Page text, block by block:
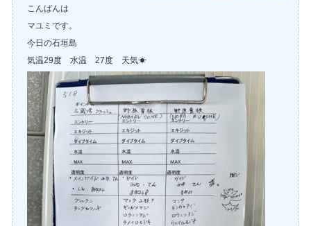
こんばんは
マユミです。
今日の石垣島
気温29度 水温 27度 天気☀